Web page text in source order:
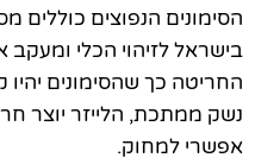
הסימונים הנפוצים כוללים
בישראל לזיהוי הכלי
החריטה כך שהסימונים יהיו
נשק ממתכת, הלייזר יוצר
אפשרי למחוק.